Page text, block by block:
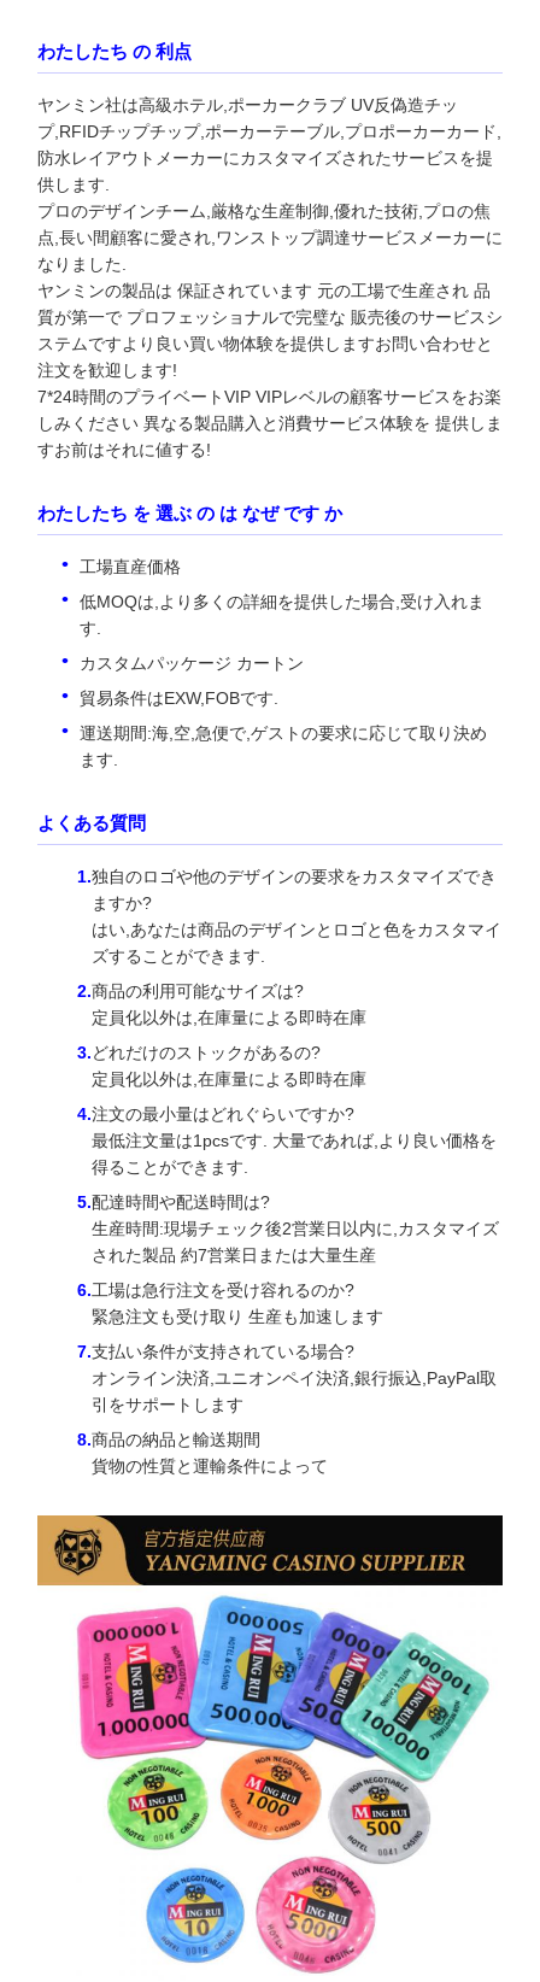
わたしたち の 利点
ヤンミン社は高級ホテル,ポーカークラブ UV反偽造チッ
プ,RFIDチップチップ,ポーカーテーブル,プロポーカーカード,
防水レイアウトメーカーにカスタマイズされたサービスを提
供します.
プロのデザインチーム,厳格な生産制御,優れた技術,プロの焦
点,長い間顧客に愛され,ワンストップ調達サービスメーカーに
なりました.
ヤンミンの製品は 保証されています 元の工場で生産され 品
質が第一で プロフェッショナルで完璧な 販売後のサービスシ
ステムですより良い買い物体験を提供しますお問い合わせと
注文を歓迎します!
7*24時間のプライベートVIP VIPレベルの顧客サービスをお楽
しみください 異なる製品購入と消費サービス体験を 提供しま
すお前はそれに値する!
わたしたち を 選ぶ の は なぜ です か
工場直産価格
低MOQは,より多くの詳細を提供した場合,受け入れま
す.
カスタムパッケージ カートン
貿易条件はEXW,FOBです.
運送期間:海,空,急便で,ゲストの要求に応じて取り決め
ます.
よくある質問
独自のロゴや他のデザインの要求をカスタマイズでき
ますか?
はい,あなたは商品のデザインとロゴと色をカスタマイ
ズすることができます.
商品の利用可能なサイズは?
定員化以外は,在庫量による即時在庫
どれだけのストックがあるの?
定員化以外は,在庫量による即時在庫
注文の最小量はどれぐらいですか?
最低注文量は1pcsです. 大量であれば,より良い価格を
得ることができます.
配達時間や配送時間は?
生産時間:現場チェック後2営業日以内に,カスタマイズ
された製品 約7営業日または大量生産
工場は急行注文を受け容れるのか?
緊急注文も受け取り 生産も加速します
支払い条件が支持されている場合?
オンライン決済,ユニオンペイ決済,銀行振込,PayPal取
引をサポートします
商品の納品と輸送期間
貨物の性質と運輸条件によって